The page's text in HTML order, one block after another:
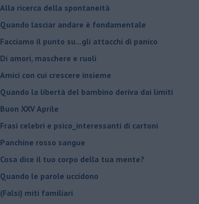
​Alla ricerca della spontaneità
​Quando lasciar andare è fondamentale
Facciamo il punto su...gli attacchi di panico
Di amori, maschere e ruoli
​Amici con cui crescere insieme
​Quando la libertà del bambino deriva dai limiti
Buon XXV Aprile
​Frasi celebri e psico_interessanti di cartoni
​Panchine rosso sangue
​Cosa dice il tuo corpo della tua mente?
​Quando le parole uccidono
​(Falsi) miti familiari